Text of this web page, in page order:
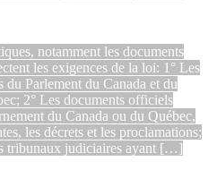
notamment les documents
les exigences de la loi: 1° Les
Parlement du Canada et du
2° Les documents officiels
du Canada ou du Québec,
les décrets et les proclamations;
tribunaux judiciaires ayant […]